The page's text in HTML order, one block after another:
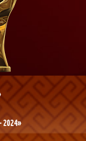
2024»